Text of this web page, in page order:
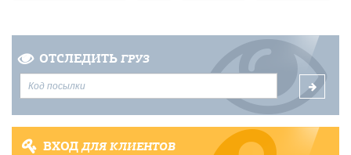
ОТСЛЕДИТЬ ГРУЗ
ВХОДДЛЯ КЛИЕНТОВ